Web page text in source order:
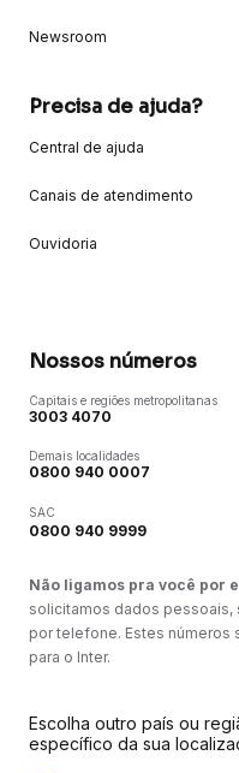
Newsroom
Precisa de ajuda?
Central de ajuda
Canais de atendimento
Ouvidoria
Nossos números
Capitais e regiões metropolitanas
3003 4070
Demais localidades
0800 940 0007
SAC
0800 940 9999
Não ligamos pra você por
solicitamos dados pessoais,
por telefone. Estes números
para o Inter.
Escolha outro país ou
específico da sua